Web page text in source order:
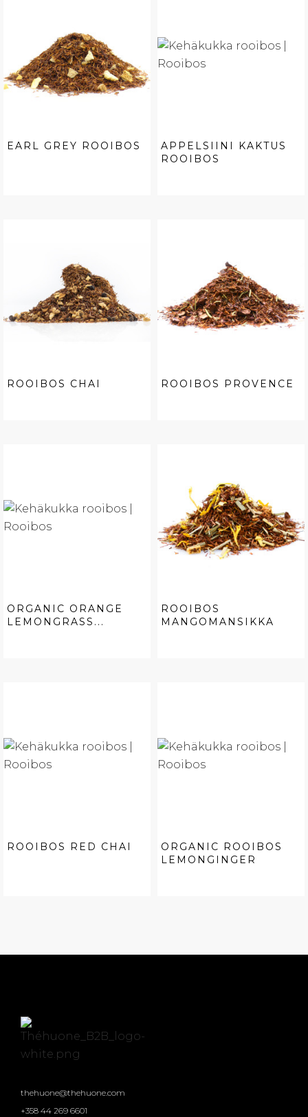
EARL GREY ROOIBOS
APPELSIINI KAKTUS
ROOIBOS
ROOIBOS CHAI ROOIBOS PROVENCE
ORGANIC ORANGE
LEMONGRASS...
ROOIBOS
MANGOMANSIKKA
ROOIBOS RED CHAI
ORGANIC ROOIBOS
LEMONGINGER
thehuone@thehuone.com
+358 44 269 6601